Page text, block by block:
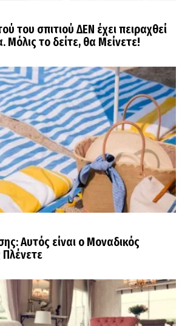
του σπιτιού ΔΕΝ έχει πειραχθεί
Μόλις το δείτε, θα Μείνετε!
Αυτός είναι ο Μοναδικός
Πλένετε